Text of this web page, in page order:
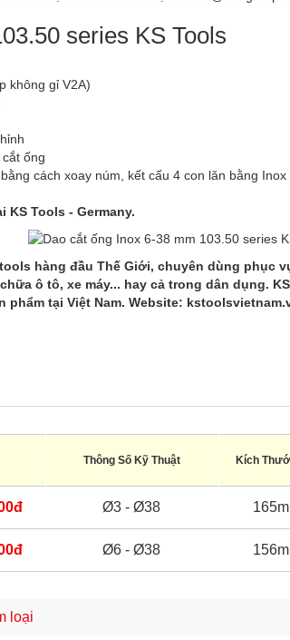
series KS Tools
không gỉ V2A)
ống
cách xoay núm, kết cấu 4 con lăn bằng
KS Tools - Germany.
hàng đầu Thế Giới, chuyên dùng phục
ô tô, xe máy... hay cả trong dân dụng.
tại Việt Nam. Website:
Thông Số Kỹ Thuật Kích
Ø3 - Ø38
Ø6 - Ø38
loại